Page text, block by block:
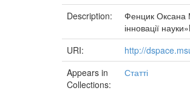
Description:
Фенцик Оксана
інновації
URI:
http://
Appears in
Collections:
Статті